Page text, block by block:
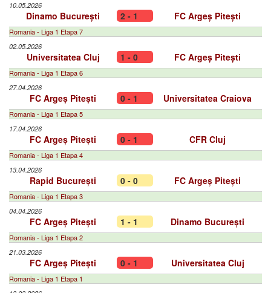
10.05.2026
Dinamo București 2 - 1 FC Argeș Pitești
Romania - Liga 1 Etapa 7
02.05.2026
Universitatea Cluj 1 - 0 FC Argeș Pitești
Romania - Liga 1 Etapa 6
27.04.2026
FC Argeș Pitești 0 - 1 Universitatea Craiova
Romania - Liga 1 Etapa 5
17.04.2026
FC Argeș Pitești 0 - 1 CFR Cluj
Romania - Liga 1 Etapa 4
13.04.2026
Rapid București 0 - 0 FC Argeș Pitești
Romania - Liga 1 Etapa 3
04.04.2026
FC Argeș Pitești 1 - 1 Dinamo București
Romania - Liga 1 Etapa 2
21.03.2026
FC Argeș Pitești 0 - 1 Universitatea Cluj
Romania - Liga 1 Etapa 1